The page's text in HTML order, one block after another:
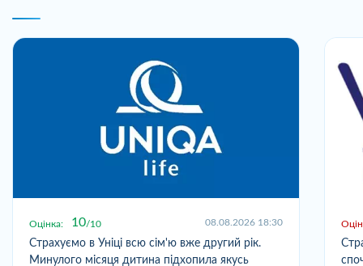
Оцінка: 10 10 08.08.2026 18:30
Страхуємо в Уніці всю сім'ю вже другий рік.
Минулого місяця дитина підхопила якусь